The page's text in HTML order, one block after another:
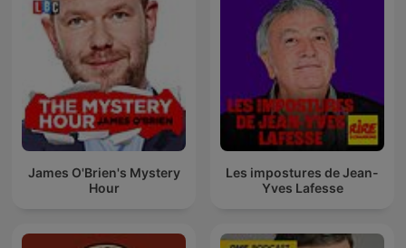
Les impostures de Jean-
Yves Lafesse
James O'Brien's Mystery
Hour